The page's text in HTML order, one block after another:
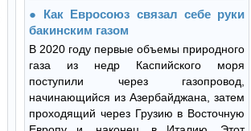
Как Евросоюз связал себе руки
бакинским газом
В 2020 году первые объемы природного
газа из недр Каспийского моря
поступили через газопровод,
начинающийся из Азербайджана, затем
проходящий через Грузию в Восточную